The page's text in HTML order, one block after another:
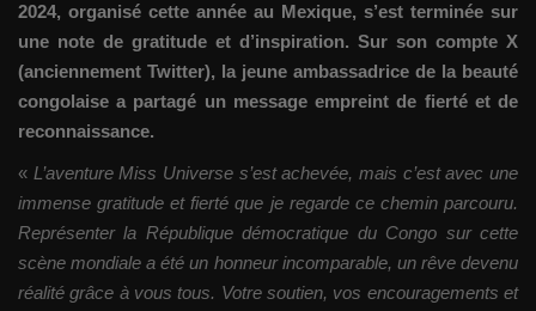
2024, organisé cette année au Mexique, s’est terminée sur
une note de gratitude et d’inspiration. Sur son compte X
(anciennement Twitter), la jeune ambassadrice de la beauté
congolaise a partagé un message empreint de fierté et de
reconnaissance.
« L’aventure Miss Universe s’est achevée, mais c’est avec une
immense gratitude et fierté que je regarde ce chemin parcouru.
Représenter la République démocratique du Congo sur cette
scène mondiale a été un honneur incomparable, un rêve devenu
réalité grâce à vous tous. Votre soutien, vos encouragements et